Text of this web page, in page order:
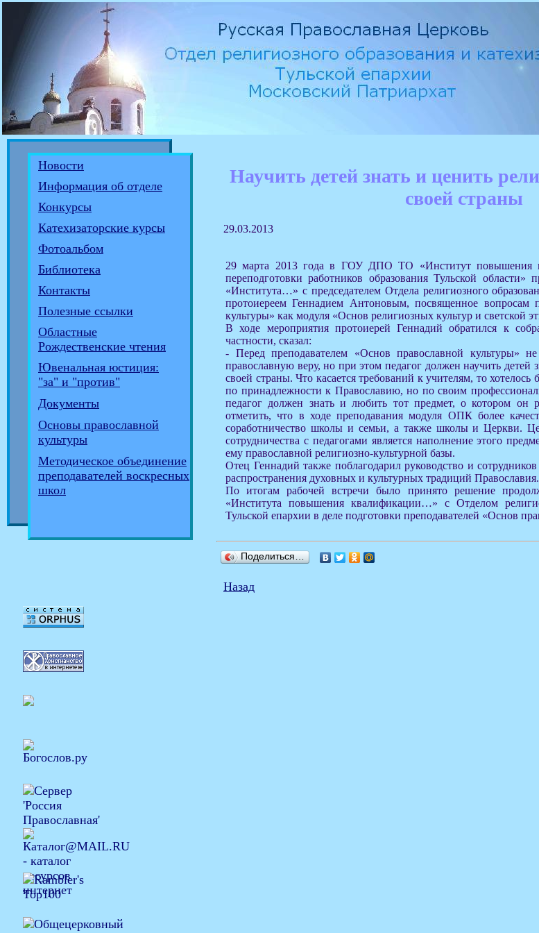
Новости
Информация об отделе
Конкурсы
Катехизаторские курсы
Фотоальбом
Библиотека
Контакты
Полезные ссылки
Областные
Рождественские чтения
Ювенальная юстиция:
"за" и "против"
Документы
Основы православной
культуры
Методическое объединение
преподавателей воскресных
школ
Научить детей знать и ценить
своей страны
29.03.2013
29 марта 2013 года в ГОУ ДПО ТО «Институт повышения
переподготовки работников образования Тульской области»
«Института…» с председателем Отдела религиозного
протоиереем Геннадием Антоновым, посвященное вопросам
культуры» как модуля «Основ религиозных культур и светской
В ходе мероприятия протоиерей Геннадий обратился к
частности, сказал:
- Перед преподавателем «Основ православной культуры»
православную веру, но при этом педагог должен научить детей
своей страны. Что касается требований к учителям, то
по принадлежности к Православию, но по своим
педагог должен знать и любить тот предмет, о котором он
отметить, что в ходе преподавания модуля ОПК более
соработничество школы и семьи, а также школы и Церкви.
сотрудничества с педагогами является наполнение этого
ему православной религиозно-культурной базы.
Отец Геннадий также поблагодарил руководство и
распространения духовных и культурных традиций Православия.
По итогам рабочей встречи было принято решение
«Института повышения квалификации…» с Отделом
Тульской епархии в деле подготовки преподавателей «Основ
Поделиться…
Назад